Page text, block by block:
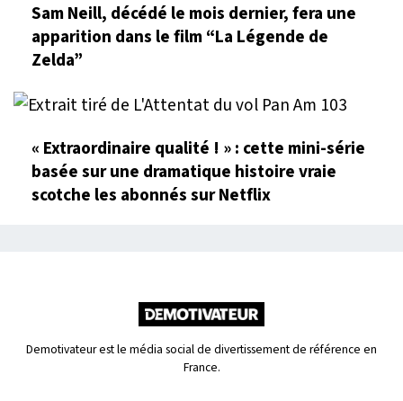
Sam Neill, décédé le mois dernier, fera une
apparition dans le film “La Légende de
Zelda”
« Extraordinaire qualité ! » : cette mini-série
basée sur une dramatique histoire vraie
scotche les abonnés sur Netflix
Demotivateur est le média social de divertissement de référence en
France.